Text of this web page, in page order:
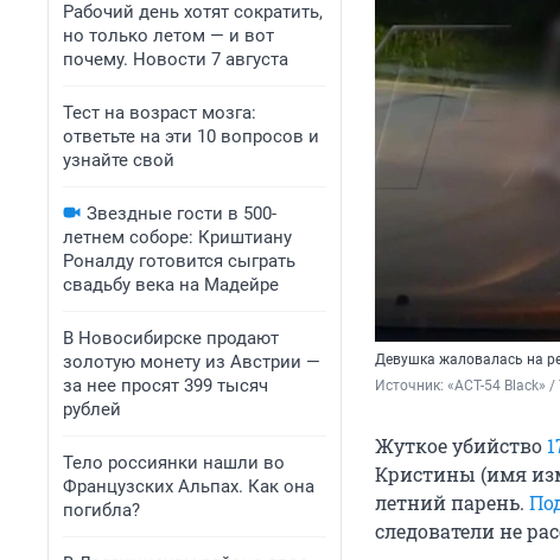
Рабочий день хотят сократить,
но только летом — и вот
почему. Новости 7 августа
Тест на возраст мозга:
ответьте на эти 10 вопросов и
узнайте свой
Звездные гости в 500-
летнем соборе: Криштиану
Роналду готовится сыграть
свадьбу века на Мадейре
В Новосибирске продают
золотую монету из Австрии —
за нее просят 399 тысяч
рублей
Тело россиянки нашли во
Французских Альпах. Как она
погибла?
Девушка жаловалась на
Источник: «АСТ-54 Black» /
Жуткое убийство
Кристины (имя
летний парень.
следователи не